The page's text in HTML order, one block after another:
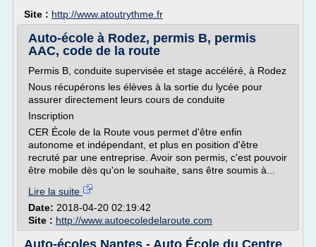
Site : http://www.atoutrythme.fr
Auto-école à Rodez, permis B, permis
AAC, code de la route
Permis B, conduite supervisée et stage accéléré, à Rodez
Nous récupérons les élèves à la sortie du lycée pour
assurer directement leurs cours de conduite
Inscription
CER École de la Route vous permet d'être enfin
autonome et indépendant, et plus en position d'être
recruté par une entreprise. Avoir son permis, c'est pouvoir
être mobile dès qu'on le souhaite, sans être soumis à...
Lire la suite
Date: 2018-04-20 02:19:42
Site : http://www.autoecoledelaroute.com
Auto-écoles Nantes - Auto École du Centre